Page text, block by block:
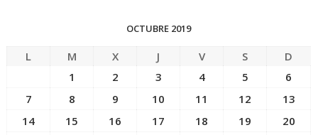
OCTUBRE 2019
L M X J V S
D
1
2 3 4 5
6
7
8 9 10 11 12
13
14
15 16 17 18 19
20